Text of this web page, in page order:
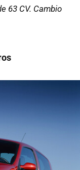
63 CV. Cambio